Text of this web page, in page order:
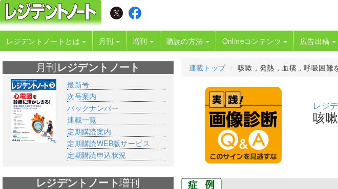
レジデントノートとは 月刊 増刊 購読の方法 Onlineコンテンツ 広告出稿
連載トップ 咳嗽，発熱，血痰，呼吸困難
レジ
咳
月刊 レジデントノート
最新号
次号案内
バックナンバー
連載一覧
定期購読案内
定期購読WEB版サービス
定期購読申込状況
レジデントノート増刊